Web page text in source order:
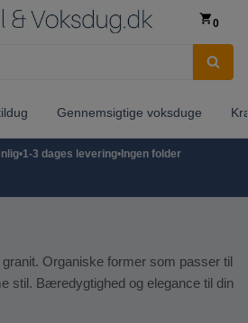
0
Gennemsigtige voksduge
•1-3 dages levering•Ingen folder
Organiske former som passer til
stil. Bæredygtighed og elegance til din